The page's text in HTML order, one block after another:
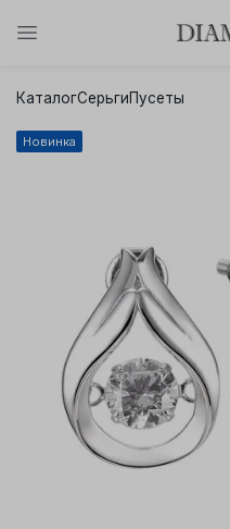
КаталогСерьгиПусеты
Новинка